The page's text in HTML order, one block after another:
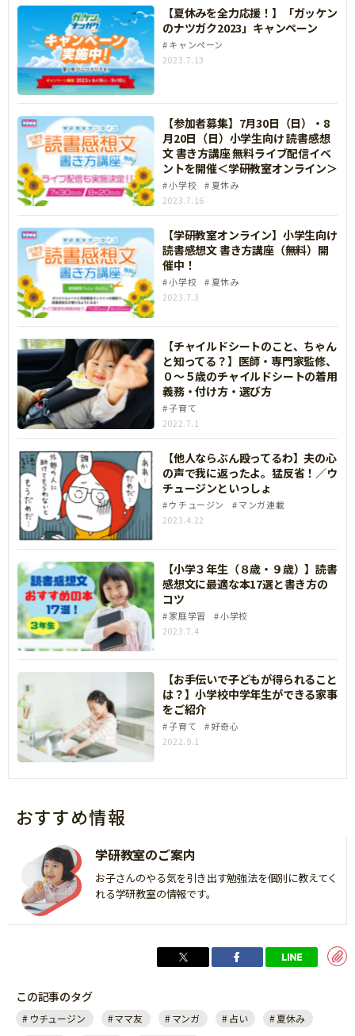
【夏休みを全力応援！】「ガッケン
のナツガク2023」キャンペーン
キャンペーン
2023.7.13
【参加者募集】7月30日（日）・8
月20日（日）小学生向け 読書感想
文 書き方講座 無料ライブ配信イベ
ントを開催＜学研教室オンライン＞
小学校
夏休み
2023.7.16
【学研教室オンライン】小学生向け
読書感想文 書き方講座（無料）開
催中！
小学校
夏休み
2023.7.3
【チャイルドシートのこと、ちゃん
と知ってる？】医師・専門家監修、
０～５歳のチャイルドシートの着用
義務・付け方・選び方
子育て
2022.7.1
【他人ならぶん殴ってるわ】夫の心
の声で我に返ったよ。猛反省！／ウ
チュージンといっしょ
ウチュージン
マンガ連載
2023.4.22
【小学３年生（８歳・９歳）】読書
感想文に最適な本17選と書き方の
コツ
家庭学習
小学校
2023.7.4
【お手伝いで子どもが得られること
は？】小学校中学年生ができる家事
をご紹介
子育て
好奇心
2022.9.1
おすすめ情報
学研教室のご案内
お子さんのやる気を引き出す勉強法を個別に教えてく
れる学研教室の情報です。
この記事のタグ
ウチュージン ママ友 マンガ 占い
夏休み